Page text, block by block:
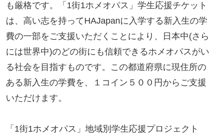
も厳格です。「1街1ホメオパス」学生応援チケット
は、高い志を持ってHAJapanに入学する新入生の学
費の一部をご支援いただくことにより、日本中(さら
には世界中)のどの街にも信頼できるホメオパスがい
る社会を目指すものです。この都道府県に現住所の
ある新入生の学費を、１コイン５００円からご支援
いただけます。
「1街1ホメオパス」地域別学生応援プロジェクト